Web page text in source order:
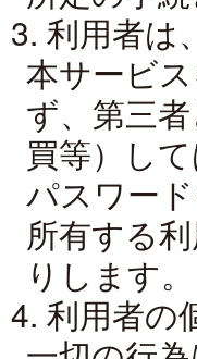
3. 利用者は
本サービ
ず、第三
買等）し
パスワー
所有する
りします。
4. 利用者の